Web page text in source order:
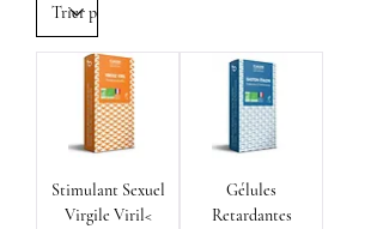
Stimulant Sexuel
Virgile Viril<
Gélules
Retardantes